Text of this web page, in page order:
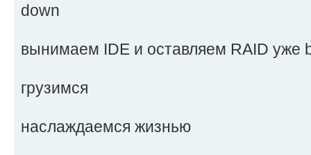
down
вынимаем IDE и оставляем RAID уже
грузимся
наслаждаемся жизнью